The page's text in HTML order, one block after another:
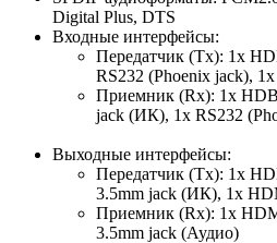
Digital Plus, DTS
Входные интерфейсы:
Передатчик (Tx): 1x
RS232 (Phoenix jack),
Приемник (Rx): 1x
jack (ИК), 1x RS232
Выходные интерфейсы:
Передатчик (Tx): 1x
3.5mm jack (ИК), 1x
Приемник (Rx): 1x
3.5mm jack (Аудио)